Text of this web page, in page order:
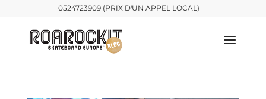
0524723909 (PRIX D'UN APPEL LOCAL)